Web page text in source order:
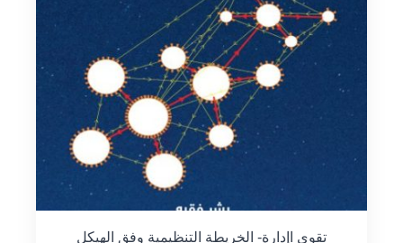
تقوى اإدارة- الخريطة التنظيمية وفق الهيكل